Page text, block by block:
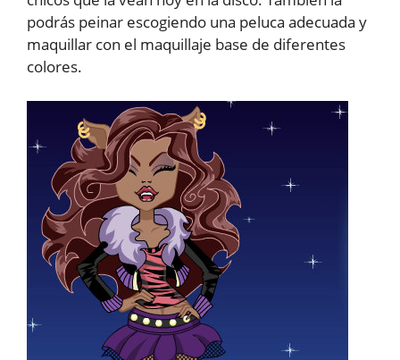
podrás peinar escogiendo una peluca adecuada y
maquillar con el maquillaje base de diferentes
colores.